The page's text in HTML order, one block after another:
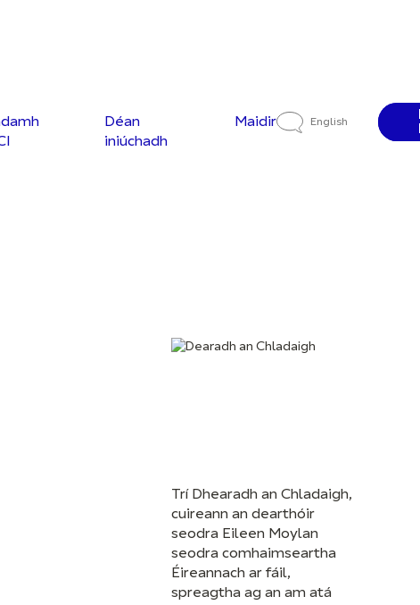
Déan
iniúchadh
Maidir English
Trí Dhearadh an Chladaigh,
cuireann an dearthóir
seodra Eileen Moylan
seodra comhaimseartha
Éireannach ar fáil,
spreagtha ag an am atá